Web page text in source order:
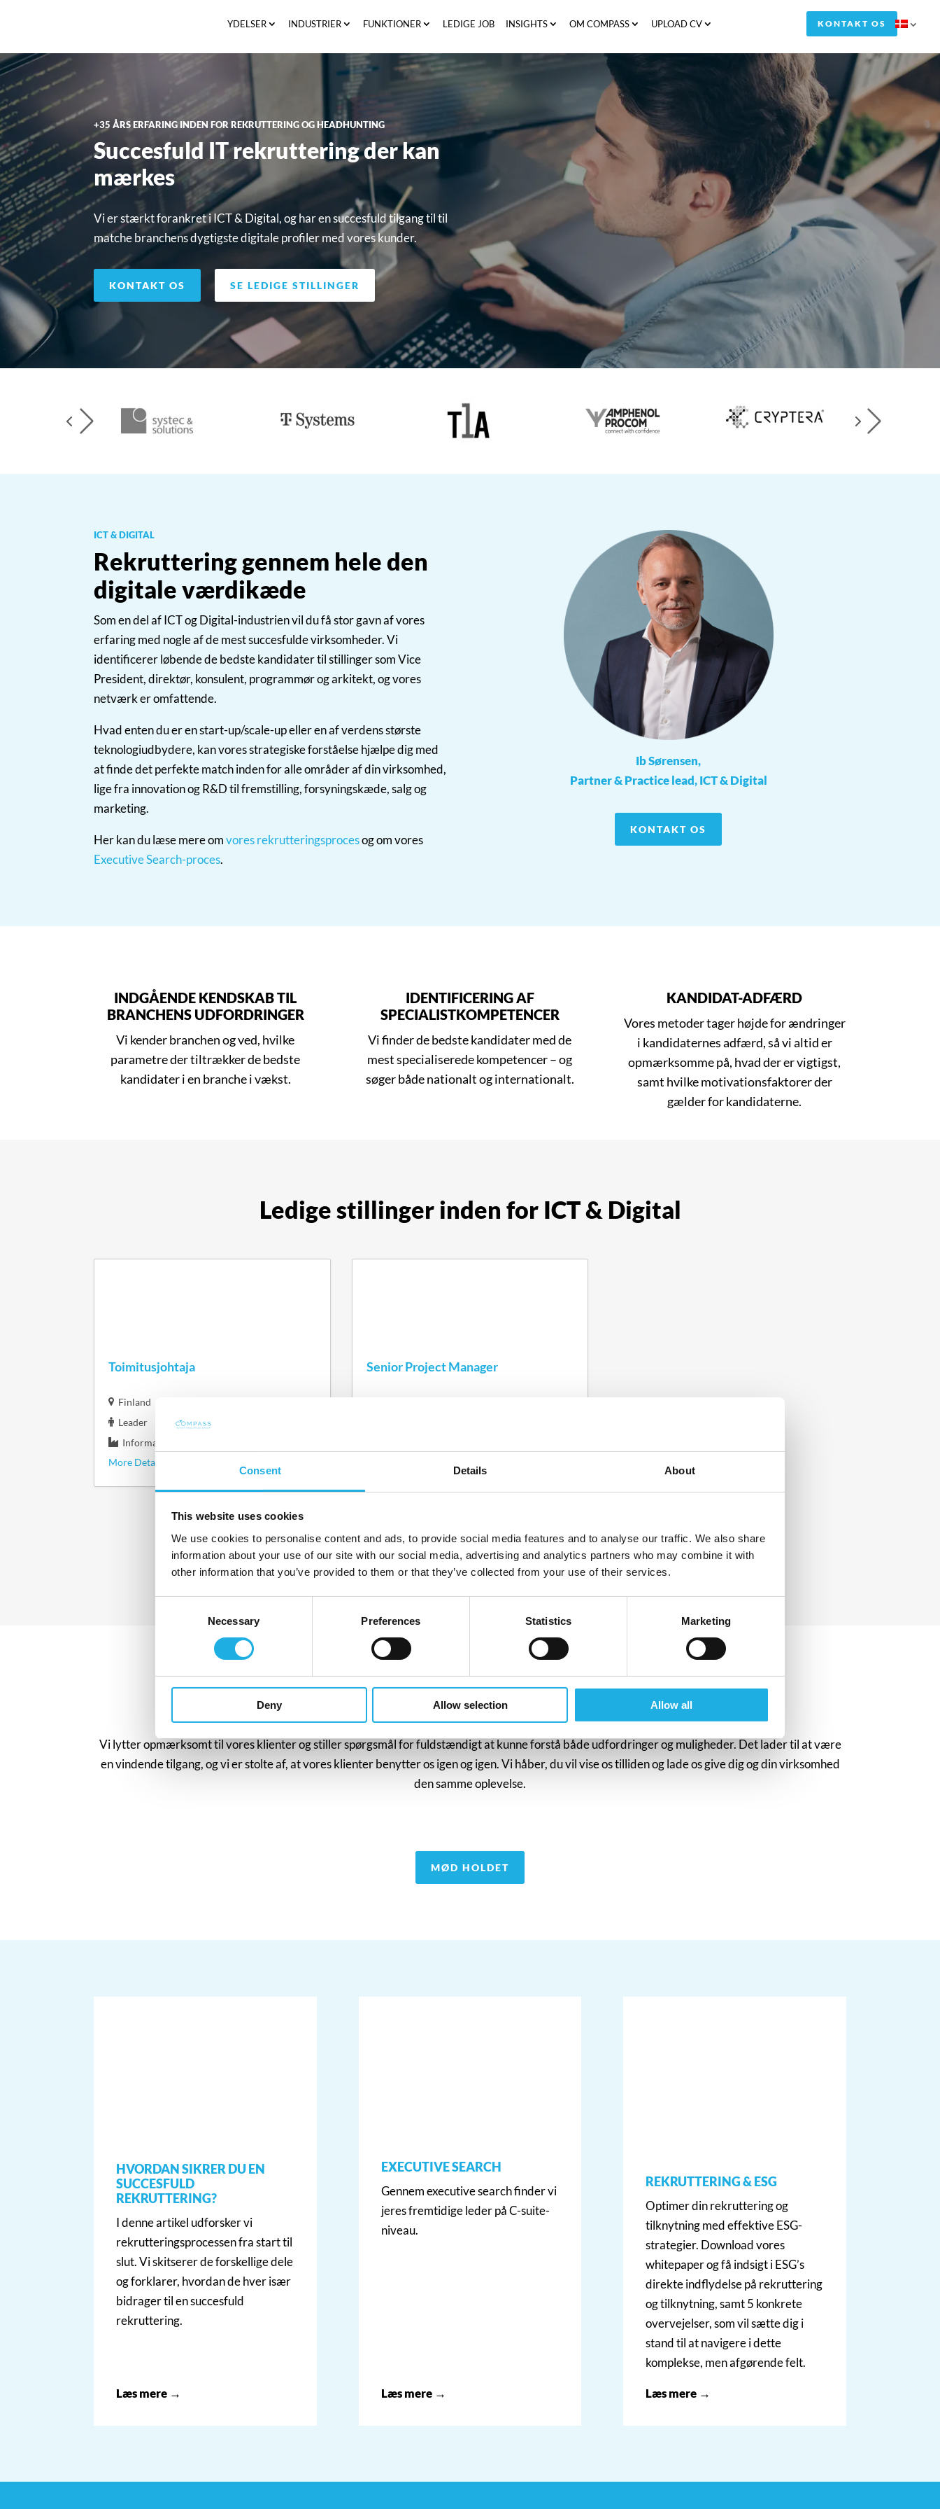
Consent Details About
This website uses cookies
We use cookies to personalise content and ads, to provide social media features and to analyse our traffic. We also share
information about your use of our site with our social media, advertising and analytics partners who may combine it with
other information that you’ve provided to them or that they’ve collected from your use of their services.
Necessary Preferences Statistics Marketing
Deny Allow selection Allow all
YDELSER INDUSTRIER FUNKTIONER LEDIGE JOB INSIGHTS OM COMPASS UPLOAD CV KONTAKT OS
+35 ÅRS ERFARING INDEN FOR REKRUTTERING OG HEADHUNTING
Succesfuld IT rekruttering der kan
mærkes
Vi er stærkt forankret i ICT & Digital, og har en succesfuld tilgang til til
matche branchens dygtigste digitale profiler med vores kunder.
KONTAKT OS SE LEDIGE STILLINGER
ICT & DIGITAL
Rekruttering gennem hele den
digitale værdikæde
Som en del af ICT og Digital-industrien vil du få stor gavn af vores
erfaring med nogle af de mest succesfulde virksomheder. Vi
identificerer løbende de bedste kandidater til stillinger som Vice
President, direktør, konsulent, programmør og arkitekt, og vores
netværk er omfattende.
Hvad enten du er en start-up/scale-up eller en af verdens største
teknologiudbydere, kan vores strategiske forståelse hjælpe dig med
at finde det perfekte match inden for alle områder af din virksomhed,
lige fra innovation og R&D til fremstilling, forsyningskæde, salg og
marketing.
Her kan du læse mere omvores rekrutteringsprocesog om vores
Executive Search-proces.
Ib Sørensen,
Partner & Practice lead, ICT & Digital
KONTAKT OS
INDGÅENDE KENDSKAB TIL
BRANCHENS UDFORDRINGER
Vi kender branchen og ved, hvilke
parametre der tiltrækker de bedste
kandidater i en branche i vækst.
IDENTIFICERING AF
SPECIALISTKOMPETENCER
Vi finder de bedste kandidater med de
mest specialiserede kompetencer – og
søger både nationalt og internationalt.
KANDIDAT-ADFÆRD
Vores metoder tager højde for ændringer
i kandidaternes adfærd, så vi altid er
opmærksomme på, hvad der er vigtigst,
samt hvilke motivationsfaktorer der
gælder for kandidaterne.
Ledige stillinger inden for ICT & Digital
Toimitusjohtaja
Finland
Leader
Information & Communication Technology
More Details
Senior Project Manager
SE FLERE LEDIGE STILLINGER
BETROEDE RÅDGIVERE
Mød vores konsulenter
Vi lytter opmærksomt til vores klienter og stiller spørgsmål for fuldstændigt at kunne forstå både udfordringer og muligheder. Det lader til at være
en vindende tilgang, og vi er stolte af, at vores klienter benytter os igen og igen. Vi håber, du vil vise os tilliden og lade os give dig og din virksomhed
den samme oplevelse.
Partner & Practice Lead, ICT & Digital
is@compasshrg.com
Niels Lorenzen→
Director
nl@compasshrg.com
Ida Heuser→
Senior Research Consultant
ih@compasshrg.com
+45 20 16 18 10
Patrick Lyon Veirum→
Consultant
pv@compasshrg.com
MØD HOLDET
HVORDAN SIKRER DU EN
SUCCESFULD
REKRUTTERING?
I denne artikel udforsker vi
rekrutteringsprocessen fra start til
slut. Vi skitserer de forskellige dele
og forklarer, hvordan de hver især
bidrager til en succesfuld
rekruttering.
Læs mere →
EXECUTIVE SEARCH
Gennem executive search finder vi
jeres fremtidige leder på C-suite-
niveau.
Læs mere →
REKRUTTERING & ESG
Optimer din rekruttering og
tilknytning med effektive ESG-
strategier. Download vores
whitepaper og få indsigt i ESG’s
direkte indflydelse på rekruttering
og tilknytning, samt 5 konkrete
overvejelser, som vil sætte dig i
stand til at navigere i dette
komplekse, men afgørende felt.
Læs mere →